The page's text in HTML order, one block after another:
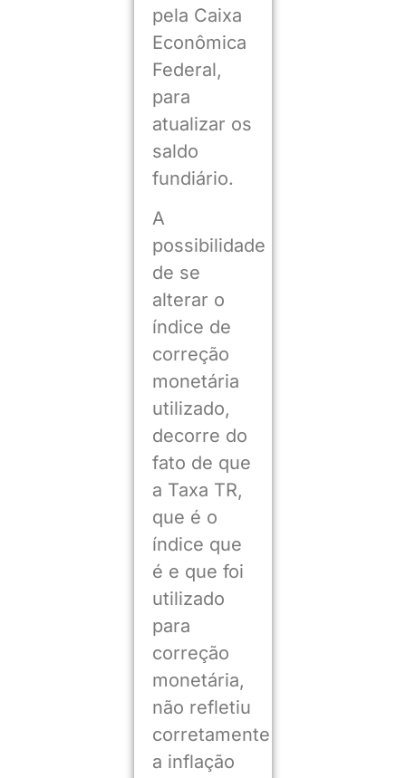
pela Caixa
Econômica
Federal,
para
atualizar os
saldo
fundiário.
A
possibilidade
de se
alterar o
índice de
correção
monetária
utilizado,
decorre do
fato de que
a Taxa TR,
que é o
índice que
é e que foi
utilizado
para
correção
monetária,
não refletiu
corretamente
a inflação